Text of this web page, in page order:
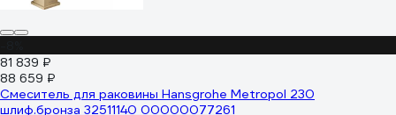
81 839 ₽
88 659 ₽
Смеситель для раковины Hansgrohe Metropol 230
шлиф.бронза 32511140 00000077261